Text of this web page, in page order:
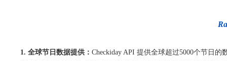
1. 全球节日数据提供： Checkiday API 提供全球超过5000个节日